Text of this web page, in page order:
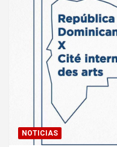
NOTICIAS